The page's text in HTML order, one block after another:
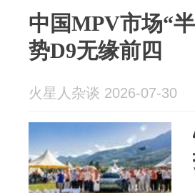
中国MPV市场“
势D9无缘前四
火星人杂谈 2026-07-30